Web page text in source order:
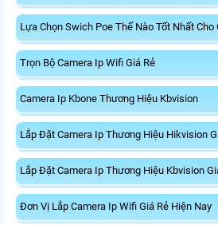
Lựa Chọn Swich Poe Thế Nào Tốt Nhất Cho
Trọn Bộ Camera Ip Wifi Giá Rẻ
Camera Ip Kbone Thương Hiệu Kbvision
Lắp Đặt Camera Ip Thương Hiệu Hikvision
Lắp Đặt Camera Ip Thương Hiệu Kbvision
Đơn Vị Lắp Camera Ip Wifi Giá Rẻ Hiện Nay